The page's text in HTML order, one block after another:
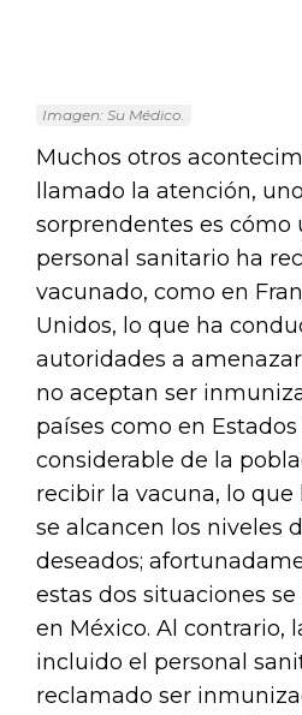
Imagen: Su Médico.
Muchos otros
llamado la atención,
sorprendentes es cómo
personal sanitario ha
vacunado, como en
Unidos, lo que ha
autoridades a
no aceptan ser
países como en
considerable de la
recibir la vacuna, lo
se alcancen los niveles
deseados;
estas dos situaciones
en México. Al contrario,
incluido el personal
reclamado ser